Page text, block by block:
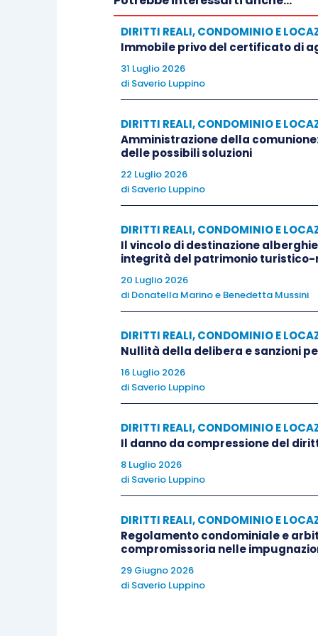
Attesa la natura di opere di intervento
formali osservazioni lamentando la
del parere favorevole del condominio.
Il procedimento veniva pertanto
diffida del proprietario dissenziente, il
di costruire.
Seguiva pertanto l’impugnazione del
del piano sottostante, sulla scorta dei
assenza del consenso del condominio;
proprietà, a causa della copertura del
pregiudizievoli con riguardo allo scolo
le implicazioni del balcone sulla statica
rilascio del titolo edilizio.
in particolare, rappresentava che
dell’immobile.
Quanto all’istruttoria in sede
esecuzione, da parte del Comune.
SOLUZIONE
DIRITTI REALI, CONDOMINIO E
Immobile privo del certificato di
31 Luglio 2026
di Saverio Luppino
DIRITTI REALI, CONDOMINIO E
Amministrazione della
delle possibili soluzioni
22 Luglio 2026
di Saverio Luppino
DIRITTI REALI, CONDOMINIO E
Il vincolo di destinazione
integrità del patrimonio
20 Luglio 2026
di Donatella Marinoe Benedetta Mussini
DIRITTI REALI, CONDOMINIO E
Nullità della delibera e sanzioni
16 Luglio 2026
di Saverio Luppino
DIRITTI REALI, CONDOMINIO E
Il danno da compressione del
8 Luglio 2026
di Saverio Luppino
DIRITTI REALI, CONDOMINIO E
Regolamento condominiale e
compromissoria nelle
29 Giugno 2026
di Saverio Luppino